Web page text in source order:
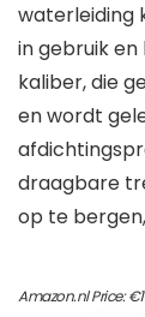
waterleiding
in gebruik
kaliber, die
en wordt
draagbare
op te
Amazon.nl Price:€